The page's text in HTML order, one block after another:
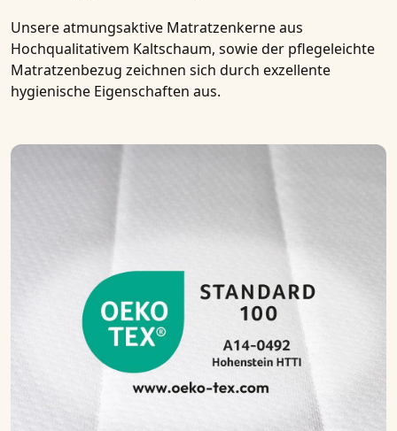
Unsereatmungsaktive Matratzenkerneaus
Hochqualitativem Kaltschaum, sowie der pflegeleichte
Matratzenbezug zeichnen sich durch exzellente
hygienische Eigenschaften aus.